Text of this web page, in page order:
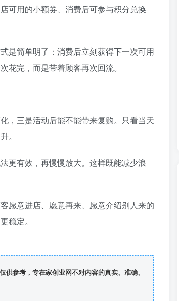
可用的小额券、消费后可参与积分兑换
是简单明了：消费后立刻获得下一次可用
完，而是带着顾客再次回流。
，三是活动后能不能带来复购。只看当天
。
更有效，再慢慢放大。这样既能减少浪
愿意进店、愿意再来、愿意介绍别人来的
稳定。
参考，专在家创业网不对内容的真实、准确、